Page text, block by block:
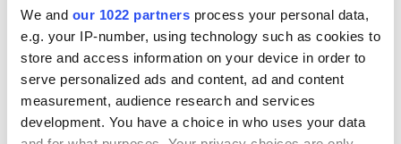
We and our 1022 partners process your personal data,
e.g. your IP-number, using technology such as cookies to
store and access information on your device in order to
serve personalized ads and content, ad and content
measurement, audience research and services
development. You have a choice in who uses your data
Virto Commerce Centra
Se alla Pay-integrationer